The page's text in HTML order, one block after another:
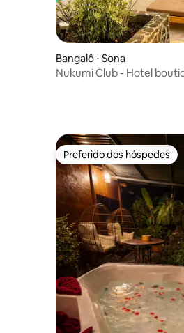
Bangalô ⋅ Sona
Nukumi Club - Hotel
Preferido dos hóspedes
Preferido dos hóspedes